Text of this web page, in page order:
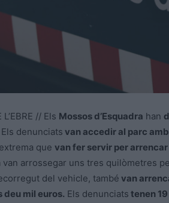
L’EBRE // Els Mossos d’Esquadra han
Els denunciats van accedir al parc
que van fer servir per arrencar
van arrossegar uns tres quilòmetres
del vehicle, també van
deu mil euros. Els denunciats tenen